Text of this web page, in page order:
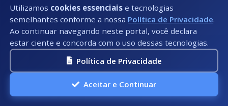
Data:
27/05/2024
Número:
290/2024
Ata de Adesão a ATA DE SERVIÇO DE PREPARO E
ALIMENTAÇÃO BALANCEADA
Ata de Adesão para serviço de preparo e
balanceada e em condições higiênico-sanitárias
Utilizamos cookies essenciais e tecnologias
semelhantes conforme a nossa Política de Privacidade.
Ao continuar navegando neste portal, você declara
estar ciente e concorda com o uso dessas tecnologias.
Política de Privacidade
Aceitar e Continuar